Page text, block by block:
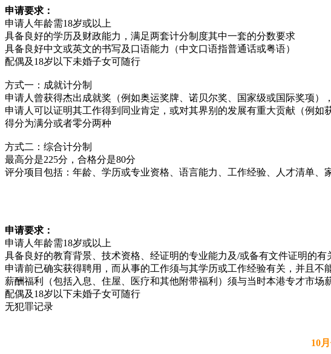
申请要求：
申请人年龄需18岁或以上
具备良好的学历及财政能力，满足两套计分制度其中一套的分数要求
具备良好中文或英文的书写及口语能力（中文口语指普通话或粤语）
配偶及18岁以下未婚子女可随行
方式一：成就计分制
申请人曾获得杰出成就奖（例如奥运奖牌、诺贝尔奖、国家级或国际奖项）
申请人可以证明其工作得到同业肯定，或对其界别的发展有重大贡献（例如
得分为满分或者零分两种
方式二：综合计分制
最高分是225分，合格分是80分
评分项目包括：年龄、学历或专业资格、语言能力、工作经验、人才清单、
申请要求：
申请人年龄需18岁或以上
具备良好的教育背景、技术资格、经证明的专业能力及/或备有文件证明的有
申请前已确实获得聘用，而从事的工作须与其学历或工作经验有关，并且不
薪酬福利（包括入息、住屋、医疗和其他附带福利）须与当时本港专才市场
配偶及18岁以下未婚子女可随行
无犯罪记录
10